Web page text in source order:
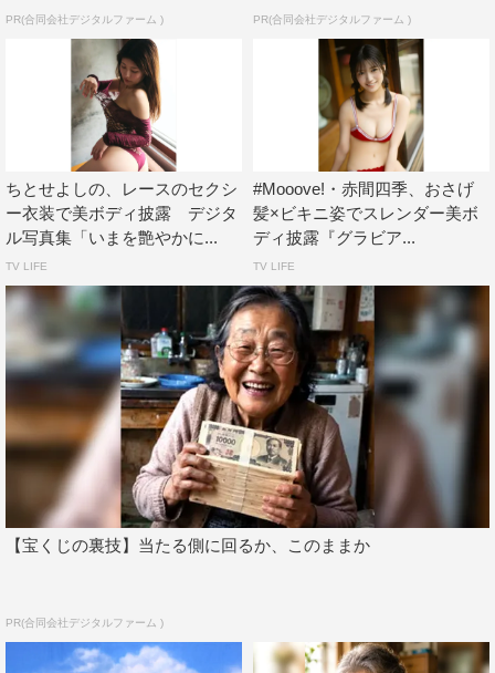
PR(合同会社デジタルファーム ) PR(合同会社デジタルファーム )
ちとせよしの、レースのセクシ
ー衣装で美ボディ披露 デジタ
ル写真集「いまを艶やかに...
TV LIFE
#Mooove!・赤間四季、おさげ
髪×ビキニ姿でスレンダー美ボ
ディ披露『グラビア...
TV LIFE
【宝くじの裏技】当たる側に回るか、このままか
PR(合同会社デジタルファーム )